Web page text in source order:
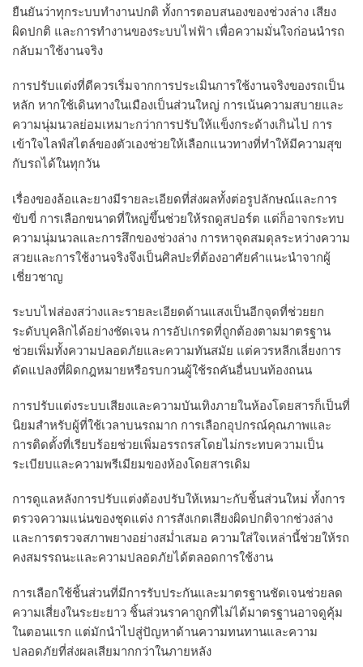
ยืนยันว่าทุกระบบทำงานปกติ ทั้งการตอบสนองของช่วงล่าง เสียง
ผิดปกติ และการทำงานของระบบไฟฟ้า เพื่อความมั่นใจก่อนนำรถ
กลับมาใช้งานจริง
การปรับแต่งที่ดีควรเริ่มจากการประเมินการใช้งานจริงของรถเป็น
หลัก หากใช้เดินทางในเมืองเป็นส่วนใหญ่ การเน้นความสบายและ
ความนุ่มนวลย่อมเหมาะกว่าการปรับให้แข็งกระด้างเกินไป การ
เข้าใจไลฟ์สไตล์ของตัวเองช่วยให้เลือกแนวทางที่ทำให้มีความสุข
กับรถได้ในทุกวัน
เรื่องของล้อและยางมีรายละเอียดที่ส่งผลทั้งต่อรูปลักษณ์และการ
ขับขี่ การเลือกขนาดที่ใหญ่ขึ้นช่วยให้รถดูสปอร์ต แต่ก็อาจกระทบ
ความนุ่มนวลและการสึกของช่วงล่าง การหาจุดสมดุลระหว่างความ
สวยและการใช้งานจริงจึงเป็นศิลปะที่ต้องอาศัยคำแนะนำจากผู้
เชี่ยวชาญ
ระบบไฟส่องสว่างและรายละเอียดด้านแสงเป็นอีกจุดที่ช่วยยก
ระดับบุคลิกได้อย่างชัดเจน การอัปเกรดที่ถูกต้องตามมาตรฐาน
ช่วยเพิ่มทั้งความปลอดภัยและความทันสมัย แต่ควรหลีกเลี่ยงการ
ดัดแปลงที่ผิดกฎหมายหรือรบกวนผู้ใช้รถคันอื่นบนท้องถนน
การปรับแต่งระบบเสียงและความบันเทิงภายในห้องโดยสารก็เป็นที่
นิยมสำหรับผู้ที่ใช้เวลาบนรถมาก การเลือกอุปกรณ์คุณภาพและ
การติดตั้งที่เรียบร้อยช่วยเพิ่มอรรถรสโดยไม่กระทบความเป็น
ระเบียบและความพรีเมียมของห้องโดยสารเดิม
การดูแลหลังการปรับแต่งต้องปรับให้เหมาะกับชิ้นส่วนใหม่ ทั้งการ
ตรวจความแน่นของชุดแต่ง การสังเกตเสียงผิดปกติจากช่วงล่าง
และการตรวจสภาพยางอย่างสม่ำเสมอ ความใส่ใจเหล่านี้ช่วยให้รถ
คงสมรรถนะและความปลอดภัยได้ตลอดการใช้งาน
การเลือกใช้ชิ้นส่วนที่มีการรับประกันและมาตรฐานชัดเจนช่วยลด
ความเสี่ยงในระยะยาว ชิ้นส่วนราคาถูกที่ไม่ได้มาตรฐานอาจดูคุ้ม
ในตอนแรก แต่มักนำไปสู่ปัญหาด้านความทนทานและความ
ปลอดภัยที่ส่งผลเสียมากกว่าในภายหลัง